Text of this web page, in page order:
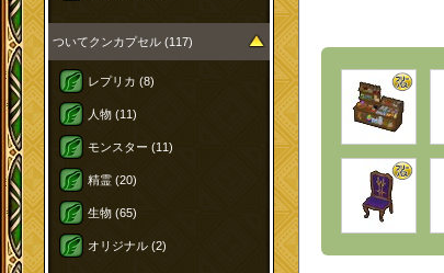
ついてクンカプセル (117)
レプリカ (8)
人物 (11)
モンスター (11)
精霊 (20)
生物 (65)
オリジナル (2)